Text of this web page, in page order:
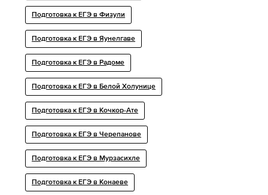
Подготовка к ЕГЭ в Физули
Подготовка к ЕГЭ в Яунелгаве
Подготовка к ЕГЭ в Радоме
Подготовка к ЕГЭ в Белой Холунице
Подготовка к ЕГЭ в Кочкор-Ате
Подготовка к ЕГЭ в Черепанове
Подготовка к ЕГЭ в Мурзасихле
Подготовка к ЕГЭ в Конаеве